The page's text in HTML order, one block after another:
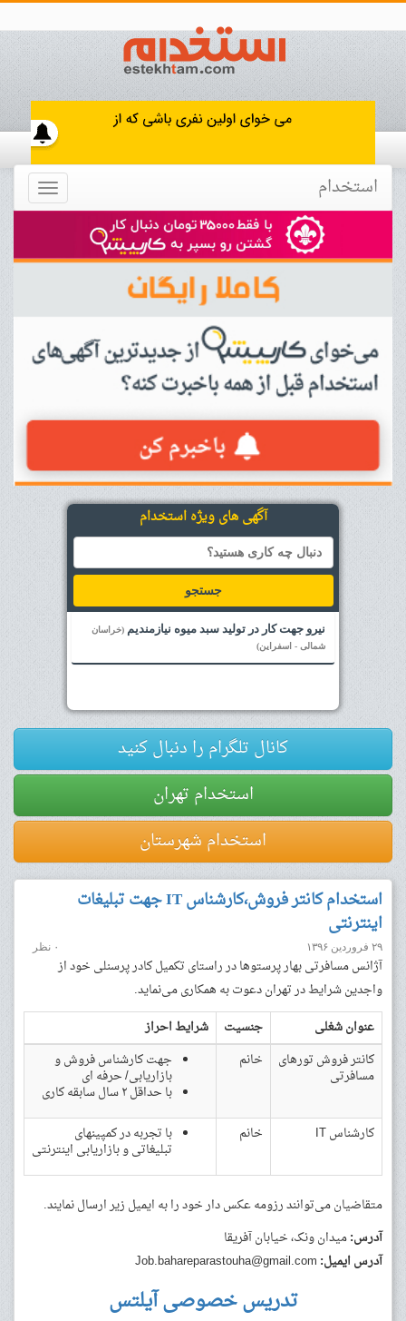
Toggle استخدام
آگهی های ویژه استخدام
جستجو
نیرو جهت کار در تولید سبد میوه نیازمندیم (خراسان
شمالی - اسفراین)
کانال تلگرام را دنبال کنید
استخدام تهران
استخدام شهرستان
استخدام کانتر فروش،کارشناس IT جهت تبلیغات
اینترنتی
۲۹ فروردین ۱۳۹۶ ۰ نظر
آژانس مسافرتی بهار پرستوها در راستای تکمیل کادر پرسنلی خود از
واجدین شرایط در تهران دعوت به همکاری می‌نماید.
عنوان شغلی
جنسیت
شرایط احراز
کانتر فروش تورهای
مسافرتی
خانم جهت کارشناس فروش و
بازاریابی/ حرفه ای
با حداقل ۲ سال سابقه کاری
کارشناس IT
خانم با تجربه در کمپینهای
تبلیغاتی و بازاریابی اینترنتی
متقاضیان می‌توانند رزومه عکس دار خود را به ایمیل زیر ارسال نمایند.
آدرس:میدان ونک، خیابان آفریقا
آدرس ایمیل: Job.bahareparastouha@gmail.com
تدریس خصوصی آیلتس